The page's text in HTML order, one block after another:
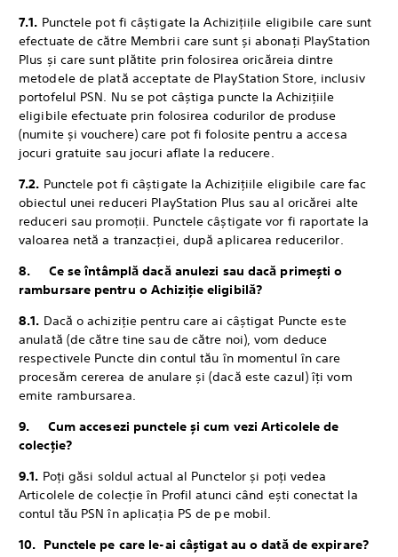
7.1. Punctele pot fi câștigate la Achizițiile eligibile care sunt
efectuate de către Membrii care sunt și abonați PlayStation
Plus și care sunt plătite prin folosirea oricăreia dintre
metodele de plată acceptate de PlayStation Store, inclusiv
portofelul PSN. Nu se pot câștiga puncte la Achizițiile
eligibile efectuate prin folosirea codurilor de produse
(numite și vouchere) care pot fi folosite pentru a accesa
jocuri gratuite sau jocuri aflate la reducere.
7.2. Punctele pot fi câștigate la Achizițiile eligibile care fac
obiectul unei reduceri PlayStation Plus sau al oricărei alte
reduceri sau promoții. Punctele câștigate vor fi raportate la
valoarea netă a tranzacției, după aplicarea reducerilor.
8. ‎Ce se întâmplă dacă anulezi sau dacă primești o
rambursare pentru o Achiziție eligibilă?
8.1. Dacă o achiziție pentru care ai câștigat Puncte este
anulată (de către tine sau de către noi), vom deduce
respectivele Puncte din contul tău în momentul în care
procesăm cererea de anulare și (dacă este cazul) îți vom
emite rambursarea.
9. ‎Cum accesezi punctele și cum vezi Articolele de
colecție?
9.1. ‎Poți găsi soldul actual al Punctelor și poți vedea
Articolele de colecție în Profil atunci când ești conectat la
contul tău PSN în aplicația PS de pe mobil.
10. ‎Punctele pe care le-ai câștigat au o dată de expirare?